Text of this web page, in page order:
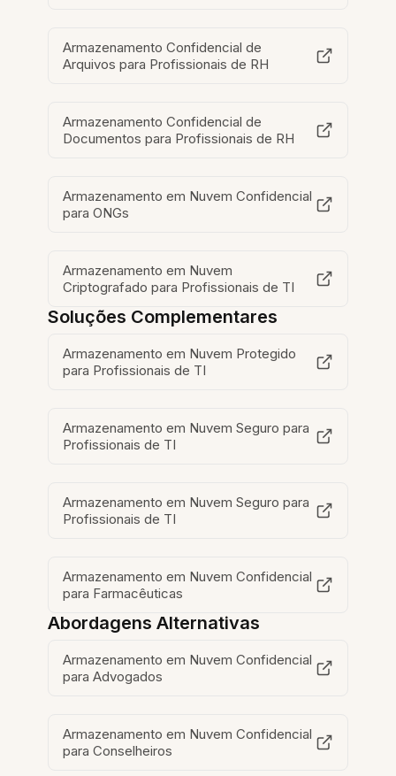
Armazenamento Confidencial de
Arquivos para Profissionais de RH
Armazenamento Confidencial de
Documentos para Profissionais de RH
Armazenamento em Nuvem Confidencial
para ONGs
Armazenamento em Nuvem
Criptografado para Profissionais de TI
Soluções Complementares
Armazenamento em Nuvem Protegido
para Profissionais de TI
Armazenamento em Nuvem Seguro para
Profissionais de TI
Armazenamento em Nuvem Seguro para
Profissionais de TI
Armazenamento em Nuvem Confidencial
para Farmacêuticas
Abordagens Alternativas
Armazenamento em Nuvem Confidencial
para Advogados
Armazenamento em Nuvem Confidencial
para Conselheiros